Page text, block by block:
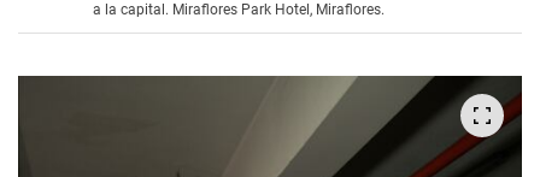
a la capital. Miraflores Park Hotel, Miraflores.